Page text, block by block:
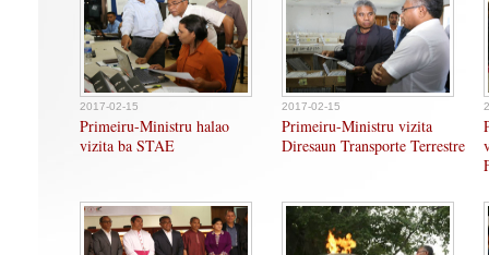
2017-02-15
Primeiru-Ministru halao
vizita ba STAE
2017-02-15
Primeiru-Ministru vizita
Diresaun Transporte Terrestre